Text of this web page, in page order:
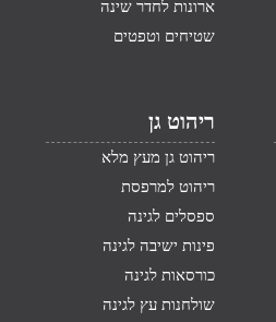
ארונות לחדר שינה
שטיחים וטפטים
ריהוט גן
ריהוט גן מעץ מלא
ריהוט למרפסת
ספסלים לגינה
פינות ישיבה לגינה
כורסאות לגינה
שולחנות עץ לגינה